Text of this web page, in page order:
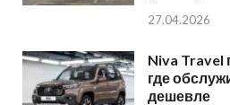
27.04.2026
Niva Travel
где
дешевле